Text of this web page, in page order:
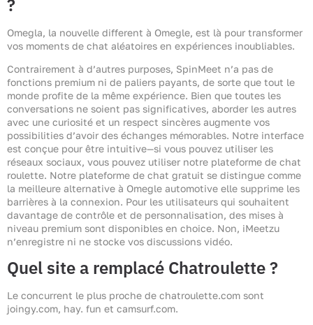
?
Omegla, la nouvelle different à Omegle, est là pour transformer
vos moments de chat aléatoires en expériences inoubliables.
Contrairement à d’autres purposes, SpinMeet n’a pas de
fonctions premium ni de paliers payants, de sorte que tout le
monde profite de la même expérience. Bien que toutes les
conversations ne soient pas significatives, aborder les autres
avec une curiosité et un respect sincères augmente vos
possibilities d’avoir des échanges mémorables. Notre interface
est conçue pour être intuitive—si vous pouvez utiliser les
réseaux sociaux, vous pouvez utiliser notre plateforme de chat
roulette. Notre plateforme de chat gratuit se distingue comme
la meilleure alternative à Omegle automotive elle supprime les
barrières à la connexion. Pour les utilisateurs qui souhaitent
davantage de contrôle et de personnalisation, des mises à
niveau premium sont disponibles en choice. Non, iMeetzu
n’enregistre ni ne stocke vos discussions vidéo.
Quel site a remplacé Chatroulette ?
Le concurrent le plus proche de chatroulette.com sont
joingy.com, hay. fun et camsurf.com.